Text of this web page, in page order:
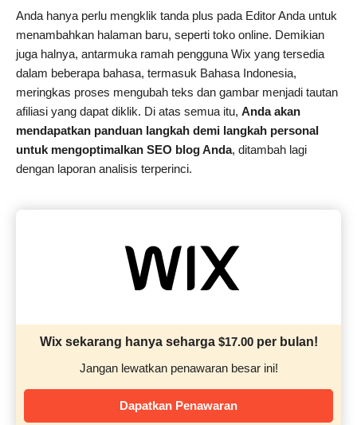
Anda hanya perlu mengklik tanda plus pada Editor Anda untuk
menambahkan halaman baru, seperti toko online. Demikian
juga halnya, antarmuka ramah pengguna Wix yang tersedia
dalam beberapa bahasa, termasuk Bahasa Indonesia,
meringkas proses mengubah teks dan gambar menjadi tautan
afiliasi yang dapat diklik. Di atas semua itu, Anda akan
mendapatkan panduan langkah demi langkah personal
untuk mengoptimalkan SEO blog Anda, ditambah lagi
dengan laporan analisis terperinci.
Wix sekarang hanya seharga $17.00per bulan!
Jangan lewatkan penawaran besar ini!
Dapatkan Penawaran